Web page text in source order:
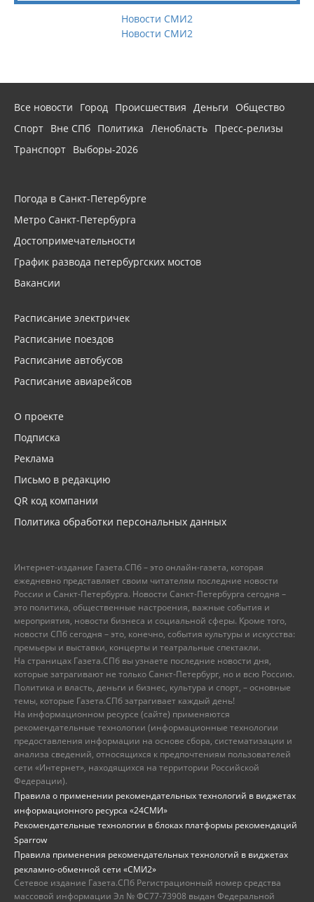
Новости СМИ2
Новости СМИ2
Все новости Город Происшествия Деньги
Общество
Спорт Вне СПб Политика Ленобласть Пресс-релизы
Транспорт Выборы-2026
Погода в Санкт-Петербурге
Метро Санкт-Петербурга
Достопримечательности
График развода петербургских мостов
Вакансии
Расписание электричек
Расписание поездов
Расписание автобусов
Расписание авиарейсов
О проекте
Подписка
Реклама
Письмо в редакцию
QR код компании
Политика обработки персональных данных
Интернет-издание Газета.СПб – это онлайн-газета, которая
ежедневно представляет своим читателям последние новости
России и Санкт-Петербурга. Новости Санкт-Петербурга сегодня –
это политика, общественные настроения, важные события и
мероприятия, новости бизнеса и социальной сферы. Кроме того,
новости СПб сегодня – это, конечно, события культуры и искусства:
премьеры и выставки, концерты и театральные спектакли.
На страницах Газета.СПб вы узнаете последние новости дня,
которые затрагивают не только Санкт-Петербург, но и всю Россию.
Политика и власть, деньги и бизнес, культура и спорт, – основные
темы, которые Газета.СПб затрагивает каждый день!
На информационном ресурсе (сайте) применяются
рекомендательные технологии (информационные технологии
предоставления информации на основе сбора, систематизации и
анализа сведений, относящихся к предпочтениям пользователей
сети «Интернет», находящихся на территории Российской
Федерации).
Правила о применении рекомендательных технологий в виджетах
информационного ресурса «24СМИ»
Рекомендательные технологии в блоках платформы рекомендаций
Sparrow
Правила применения рекомендательных технологий в виджетах
рекламно-обменной сети «СМИ2»
Сетевое издание Газета.СПб Регистрационный номер средства
массовой информации Эл № ФС77-73908 выдан Федеральной